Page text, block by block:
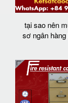
tại sao nên
sơ ngân hàng